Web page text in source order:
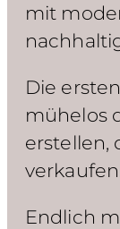
mit
Die
mühelos
erstellen,
Endlich